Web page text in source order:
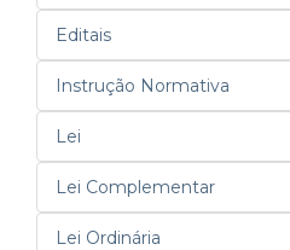
Editais
Instrução Normativa
Lei
Lei Complementar
Lei Ordinária